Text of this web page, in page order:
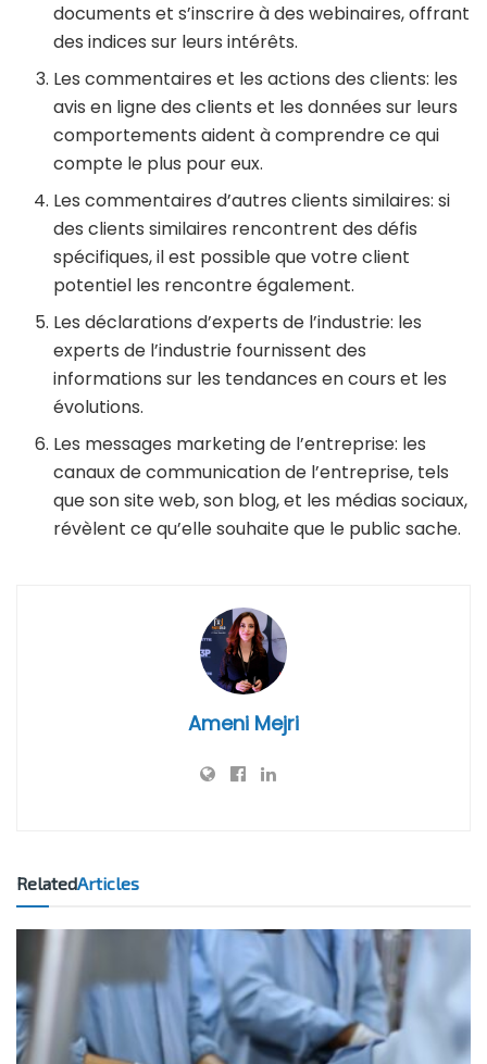
documents et s’inscrire à des webinaires, offrant
des indices sur leurs intérêts.
Les commentaires et les actions des clients: les
avis en ligne des clients et les données sur leurs
comportements aident à comprendre ce qui
compte le plus pour eux.
Les commentaires d’autres clients similaires: si
des clients similaires rencontrent des défis
spécifiques, il est possible que votre client
potentiel les rencontre également.
Les déclarations d’experts de l’industrie: les
experts de l’industrie fournissent des
informations sur les tendances en cours et les
évolutions.
Les messages marketing de l’entreprise: les
canaux de communication de l’entreprise, tels
que son site web, son blog, et les médias sociaux,
révèlent ce qu’elle souhaite que le public sache.
Ameni Mejri
RelatedArticles